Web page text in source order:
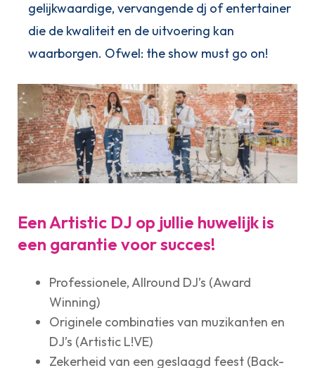
gelijkwaardige, vervangende dj of entertainer
die de kwaliteit en de uitvoering kan
waarborgen. Ofwel: the show must go on!
Een Artistic DJ op jullie huwelijk is
een garantie voor succes!
Professionele, Allround DJ’s (Award
Winning)
Originele combinaties van muzikanten en
DJ’s (Artistic L!VE)
Zekerheid van een geslaagd feest (Back-